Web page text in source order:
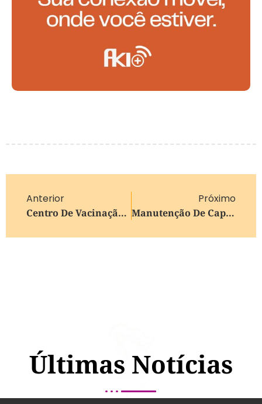
Anterior
Centro De Vacinação De Garibaldi Terá Atendimento Neste Sábado
Próximo
Manutenção De Capa Asfáltica Na Rua Tronca Em Caxias Do Sul Ocasiona Bloqueios No Trânsito
Últimas Notícias